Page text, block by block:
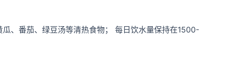
、番茄、绿豆汤等清热食物； 每日饮水量保持在1500-